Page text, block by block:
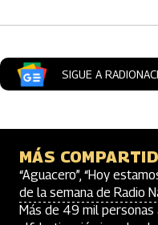
SIGUE A
MÁS
“Aguacero”, “Hoy
de la semana de Radio
Más de 49 mil personas